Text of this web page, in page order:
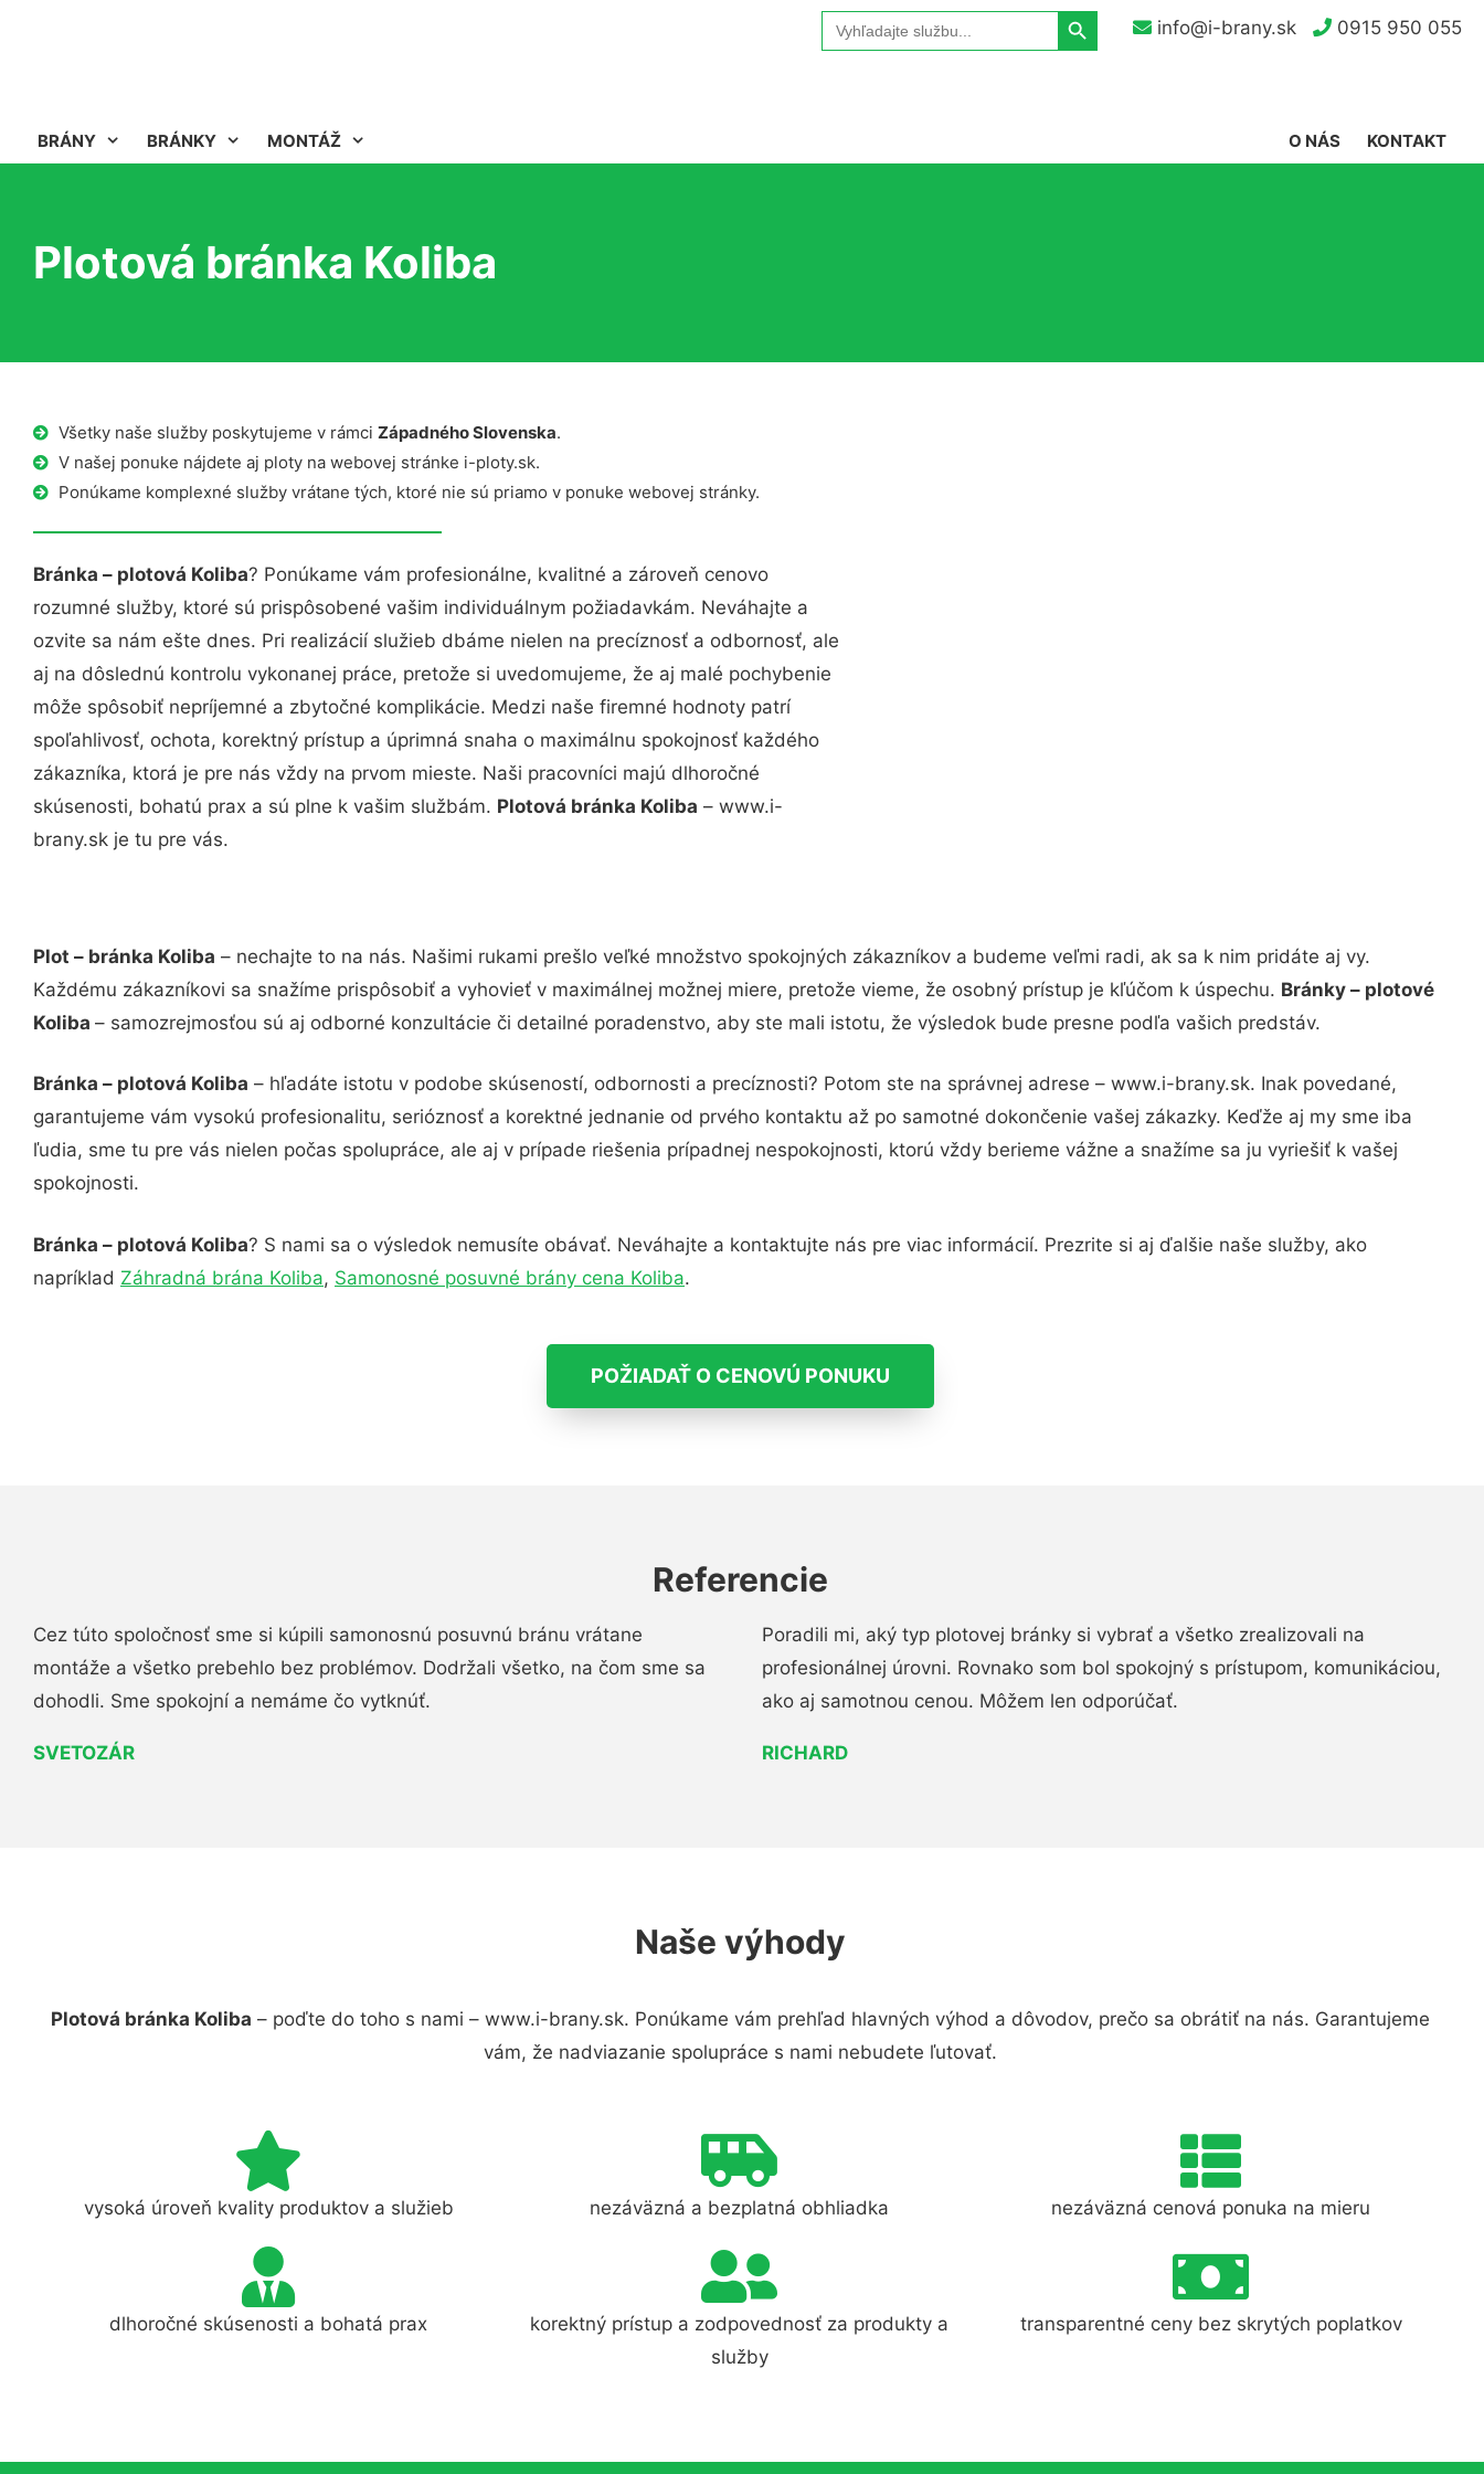
info@i-brany.sk 0915 950 055
Search
for:
Search Button
BRÁNY BRÁNKY MONTÁŽ KONTAKT
O NÁS
Plotová bránka Koliba
Všetky naše služby poskytujeme v rámci Západného Slovenska.
V našej ponuke nájdete aj ploty na webovej stránke i-ploty.sk.
Ponúkame komplexné služby vrátane tých, ktoré nie sú priamo v ponuke webovej stránky.
Bránka – plotová Koliba? Ponúkame vám profesionálne, kvalitné a zároveň cenovo
rozumné služby, ktoré sú prispôsobené vašim individuálnym požiadavkám. Neváhajte a
ozvite sa nám ešte dnes. Pri realizácií služieb dbáme nielen na precíznosť a odbornosť, ale
aj na dôslednú kontrolu vykonanej práce, pretože si uvedomujeme, že aj malé pochybenie
môže spôsobiť nepríjemné a zbytočné komplikácie. Medzi naše firemné hodnoty patrí
spoľahlivosť, ochota, korektný prístup a úprimná snaha o maximálnu spokojnosť každého
zákazníka, ktorá je pre nás vždy na prvom mieste. Naši pracovníci majú dlhoročné
skúsenosti, bohatú prax a sú plne k vašim službám. Plotová bránka Koliba – www.i-
brany.sk je tu pre vás.
Plot – bránka Koliba – nechajte to na nás. Našimi rukami prešlo veľké množstvo spokojných zákazníkov a budeme veľmi radi, ak sa k nim pridáte aj vy.
Každému zákazníkovi sa snažíme prispôsobiť a vyhovieť v maximálnej možnej miere, pretože vieme, že osobný prístup je kľúčom k úspechu. Bránky – plotové
Koliba – samozrejmosťou sú aj odborné konzultácie či detailné poradenstvo, aby ste mali istotu, že výsledok bude presne podľa vašich predstáv.
Bránka – plotová Koliba – hľadáte istotu v podobe skúseností, odbornosti a precíznosti? Potom ste na správnej adrese – www.i-brany.sk. Inak povedané,
garantujeme vám vysokú profesionalitu, serióznosť a korektné jednanie od prvého kontaktu až po samotné dokončenie vašej zákazky. Keďže aj my sme iba
ľudia, sme tu pre vás nielen počas spolupráce, ale aj v prípade riešenia prípadnej nespokojnosti, ktorú vždy berieme vážne a snažíme sa ju vyriešiť k vašej
spokojnosti.
Bránka – plotová Koliba? S nami sa o výsledok nemusíte obávať. Neváhajte a kontaktujte nás pre viac informácií. Prezrite si aj ďalšie naše služby, ako
napríklad Záhradná brána Koliba, Samonosné posuvné brány cena Koliba.
POŽIADAŤ O CENOVÚ PONUKU
Referencie
Cez túto spoločnosť sme si kúpili samonosnú posuvnú bránu vrátane
montáže a všetko prebehlo bez problémov. Dodržali všetko, na čom sme sa
dohodli. Sme spokojní a nemáme čo vytknúť.
SVETOZÁR
Poradili mi, aký typ plotovej bránky si vybrať a všetko zrealizovali na
profesionálnej úrovni. Rovnako som bol spokojný s prístupom, komunikáciou,
ako aj samotnou cenou. Môžem len odporúčať.
RICHARD
Naše výhody
Plotová bránka Koliba – poďte do toho s nami – www.i-brany.sk. Ponúkame vám prehľad hlavných výhod a dôvodov, prečo sa obrátiť na nás. Garantujeme
vám, že nadviazanie spolupráce s nami nebudete ľutovať.
vysoká úroveň kvality produktov a služieb nezáväzná a bezplatná obhliadka nezáväzná cenová ponuka na mieru
dlhoročné skúsenosti a bohatá prax
korektný prístup a zodpovednosť za produkty a
služby
transparentné ceny bez skrytých poplatkov